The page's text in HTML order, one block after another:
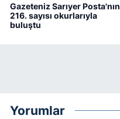
Gazeteniz Sarıyer Posta'nın
216. sayısı okurlarıyla
buluştu
Yorumlar